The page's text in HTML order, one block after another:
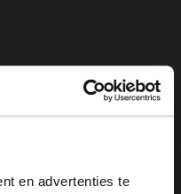
en advertenties te